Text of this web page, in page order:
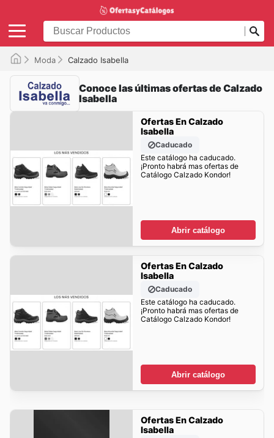
Moda Calzado Isabella
Conoce las últimas ofertas de Calzado
Isabella
Ofertas En Calzado
Isabella
Caducado
Este catálogo ha caducado.
¡Pronto habrá mas ofertas de
Catálogo Calzado Kondor!
Abrir catálogo
Ofertas En Calzado
Isabella
Caducado
Este catálogo ha caducado.
¡Pronto habrá mas ofertas de
Catálogo Calzado Kondor!
Abrir catálogo
Ofertas En Calzado
Isabella